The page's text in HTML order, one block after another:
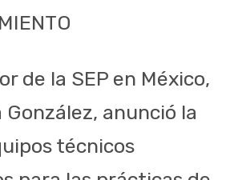
de la SEP en México,
anunció la
técnicos